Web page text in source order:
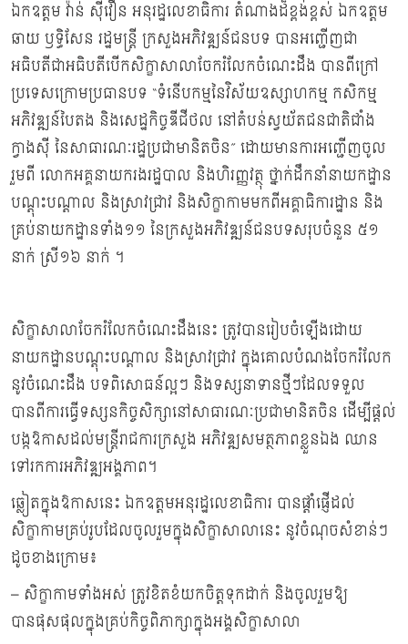
ឯកឧត្ដម វ៉ាន់ ស៊ីវឿន អនុរដ្ឋលេខាធិការ តំណាងដ៏ខ្ពង់ខ្ពស់ ឯកឧត្ដម
ឆាយ ឫទ្ធិសែន រដ្ឋមន្ត្រី ក្រសួងអភិវឌ្ឍន៍ជនបទ បានអញ្ជើញជា
អធិបតីជាអធិបតីបើកសិក្ខាសាលាចែករំលែកចំណេះដឹង បានពីក្រៅ
ប្រទេសក្រោមប្រធានបទ “ទំនើបកម្មនៃវិស័យឧស្សាហកម្ម កសិកម្ម
អភិវឌ្ឍន៍បៃតង និងសេដ្ឋកិច្ចឌីជីថល នៅតំបន់ស្វយ័តជនជាតិជាំង
ក្វាងស៊ី នៃសាធារណៈរដ្ឋប្រជាមានិតចិន” ដោយមានការអញ្ជើញចូល
រួមពី លោកអគ្គនាយករងរដ្ឋបាល និងហិរញ្ញវត្ថុ ថ្នាក់ដឹកនាំនាយកដ្ឋាន
បណ្ដុះបណ្ដាល និងស្រាវជ្រាវ និងសិក្ខាកាមមកពីអគ្គាធិការដ្ឋាន និង
គ្រប់នាយកដ្ឋានទាំង១១ នៃក្រសួងអភិវឌ្ឍន៍ជនបទសរុបចំនួន ៥១
នាក់ ស្រី១៦ នាក់ ។
សិក្ខាសាលាចែករំលែកចំណេះដឹងនេះ ត្រូវបានរៀបចំឡើងដោយ
នាយកដ្ឋានបណ្ដុះបណ្ដាល និងស្រាវជ្រាវ ក្នុងគោលបំណងចែករំលែក
នូវចំណេះដឹង បទពិសោធន៍ល្អៗ និងទស្សនាទានថ្មីៗដែលទទួល
បានពីការធ្វើទស្សនកិច្ចសិក្សានៅសាធារណៈប្រជាមានិតចិន ដើម្បីផ្ដល់
បង្កឱកាសដល់មន្រ្តីរាជការក្រសួង អភិវឌ្ឍសមត្ថភាពខ្លួនឯង ឈាន
ទៅរកការអភិវឌ្ឍអង្គភាព។
ឆ្លៀតក្នុងឱកាសនេះ ឯកឧត្ដមអនុរដ្ឋលេខាធិការ បានផ្តាំផ្ញើដល់
សិក្ខាកាមគ្រប់រូបដែលចូលរួមក្នុងសិក្ខាសាលានេះ នូវចំណុចសំខាន់ៗ
ដូចខាងក្រោម៖
– សិក្ខាកាមទាំងអស់ ត្រូវខិតខំយកចិត្តទុកដាក់ និងចូលរួមឱ្យ
បានផុសផុលក្នុងគ្រប់កិច្ចពិភាក្សាក្នុងអង្គសិក្ខាសាលា